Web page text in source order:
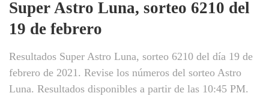
Super Astro Luna, sorteo 6210 del
19 de febrero
Resultados Super Astro Luna, sorteo 6210 del día 19 de
febrero de 2021. Revise los números del sorteo Astro
Luna. Resultados disponibles a partir de las 10:45 PM.